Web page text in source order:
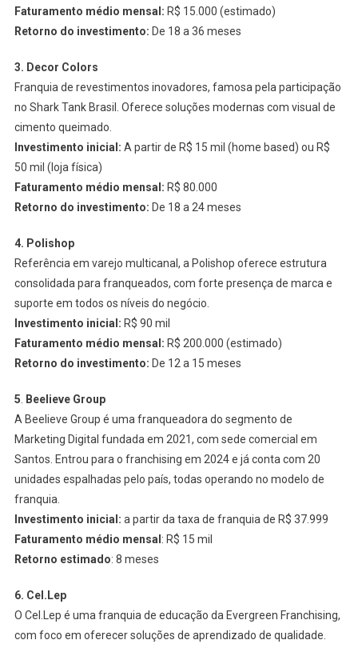
Faturamento médio mensal: R$ 15.000 (estimado)
Retorno do investimento: De 18 a 36 meses
3. Decor Colors
Franquia de revestimentos inovadores, famosa pela participação
no Shark Tank Brasil. Oferece soluções modernas com visual de
cimento queimado.
Investimento inicial: A partir de R$ 15 mil (home based) ou R$
50 mil (loja física)
Faturamento médio mensal: R$ 80.000
Retorno do investimento: De 18 a 24 meses
4. Polishop
Referência em varejo multicanal, a Polishop oferece estrutura
consolidada para franqueados, com forte presença de marca e
suporte em todos os níveis do negócio.
Investimento inicial: R$ 90 mil
Faturamento médio mensal: R$ 200.000 (estimado)
Retorno do investimento: De 12 a 15 meses
5
Beelieve Group
A Beelieve Group é uma franqueadora do segmento de
Marketing Digital fundada em 2021, com sede comercial em
Santos. Entrou para o franchising em 2024 e já conta com 20
unidades espalhadas pelo país, todas operando no modelo de
franquia.
Investimento inicial: a partir da taxa de franquia de R$ 37.999
Faturamento médio mensal : R$ 15 mil
Retorno estimado: 8 meses
6. Cel.Lep
O Cel.Lep é uma franquia de educação da Evergreen Franchising,
com foco em oferecer soluções de aprendizado de qualidade.